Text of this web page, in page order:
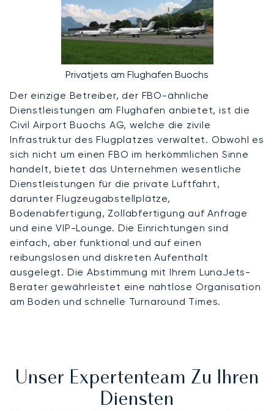
Privatjets am Flughafen Buochs
Der einzige Betreiber, der FBO-ähnliche
Dienstleistungen am Flughafen anbietet, ist die
Civil Airport Buochs AG, welche die zivile
Infrastruktur des Flugplatzes verwaltet. Obwohl es
sich nicht um einen FBO im herkömmlichen Sinne
handelt, bietet das Unternehmen wesentliche
Dienstleistungen für die private Luftfahrt,
darunter Flugzeugabstellplätze,
Bodenabfertigung, Zollabfertigung auf Anfrage
und eine VIP-Lounge. Die Einrichtungen sind
einfach, aber funktional und auf einen
reibungslosen und diskreten Aufenthalt
ausgelegt. Die Abstimmung mit Ihrem LunaJets-
Berater gewährleistet eine nahtlose Organisation
am Boden und schnelle Turnaround Times.
Unser Expertenteam Zu Ihren
Diensten